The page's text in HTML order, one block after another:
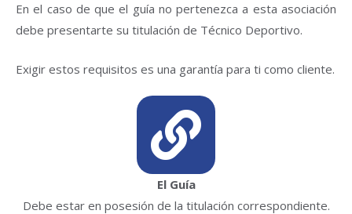
En el caso de que el guía no pertenezca a esta asociación
debe presentarte su titulación de Técnico Deportivo.
Exigir estos requisitos es una garantía para ti como cliente.
El Guía
Debe estar en posesión de la titulación correspondiente.